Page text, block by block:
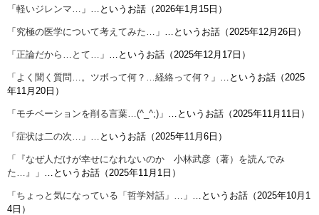
「 軽いジレンマ… 」…というお話（2026年1月15日）
「 究極の医学について考えてみた… 」…というお話（2025年12月26日）
「 正論だから…とて… 」…というお話（2025年12月17日）
「 よく聞く質問…。ツボって何？…経絡って何？ 」…というお話（2025
年11月20日）
「 モチベーションを削る言葉…(^_^;) 」…というお話（2025年11月11日）
「 症状は二の次… 」…というお話（2025年11月6日）
「
『なぜ人だけが幸せになれないのか 小林武彦（著）を読んでみ
た…』
」…というお話（2025年11月1日）
「 ちょっと気になっている「哲学対話」… 」…というお話（2025年10月1
4日）